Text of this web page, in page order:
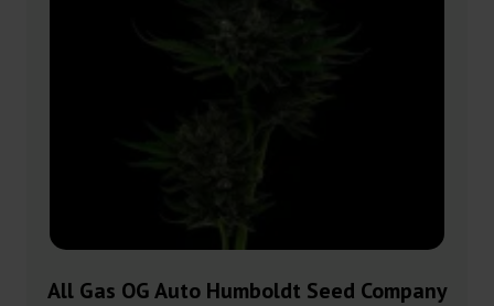
All Gas OG Auto Humboldt Seed Company